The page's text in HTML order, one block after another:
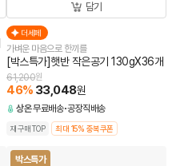
담기
더세페
가벼운 마음으로 한끼를
[박스특가]햇반 작은공기 130gX36개
61,200원
46% 33,048원
상온무료배송 공장직배송
재구매TOP 최대 15% 중복쿠폰
박스특가